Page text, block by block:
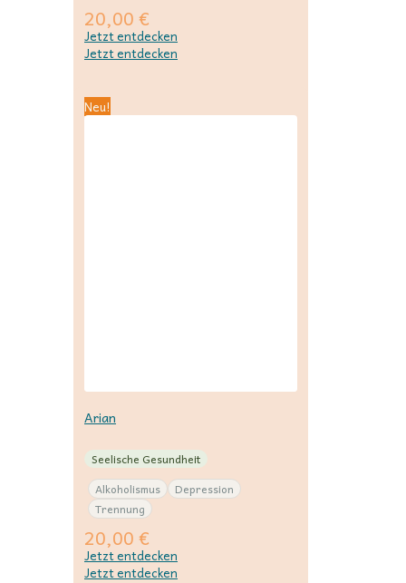
20,00€
Jetzt entdecken
Jetzt entdecken
Neu!
Arian
Seelische Gesundheit
Alkoholismus
Depression
Trennung
20,00€
Jetzt entdecken
Jetzt entdecken